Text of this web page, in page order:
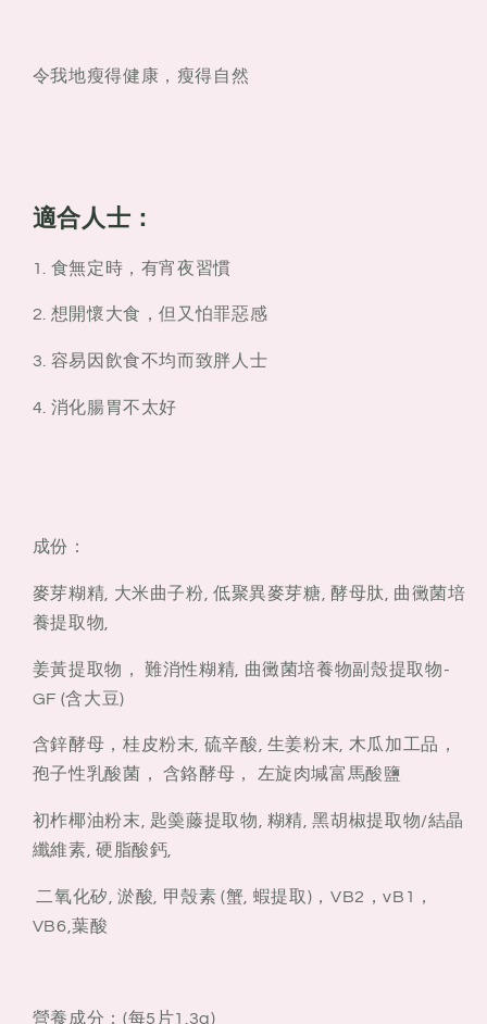
令我地瘦得健康，瘦得自然
適合人士：
1. 食無定時，有宵夜習慣
2. 想開懷大食，但又怕罪惡感
3. 容易因飲食不均而致胖人士
4. 消化腸胃不太好
成份：
麥芽糊精, 大米曲子粉, 低聚異麥芽糖, 酵母肽, 曲黴菌培
養提取物,
姜黃提取物， 難消性糊精, 曲黴菌培養物副殼提取物-
GF (含大豆)
含鋅酵母，桂皮粉末, 硫辛酸, 生姜粉末, 木瓜加工品，
孢子性乳酸菌， 含鉻酵母， 左旋肉堿富馬酸鹽
初柞椰油粉末, 匙羮藤提取物, 糊精, 黑胡椒提取物/結晶
纖維素, 硬脂酸鈣,
二氧化矽, 淤酸, 甲殼素 (蟹, 蝦提取)，VB2，vB1，
VB6,葉酸
營養成分：(每5片1.3g)